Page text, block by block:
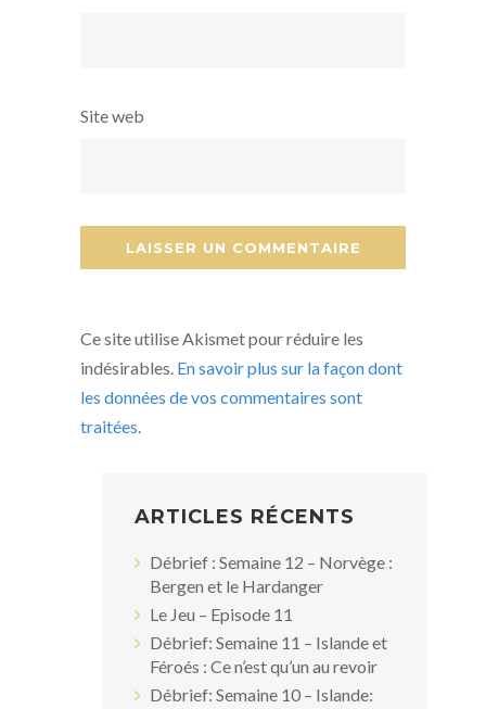
Site web
Ce site utilise Akismet pour réduire les
indésirables. En savoir plus sur la façon dont
les données de vos commentaires sont
traitées.
ARTICLES RÉCENTS
Débrief : Semaine 12 – Norvège :
Bergen et le Hardanger
Le Jeu – Episode 11
Débrief: Semaine 11 – Islande et
Féroés : Ce n’est qu’un au revoir
Débrief: Semaine 10 – Islande: